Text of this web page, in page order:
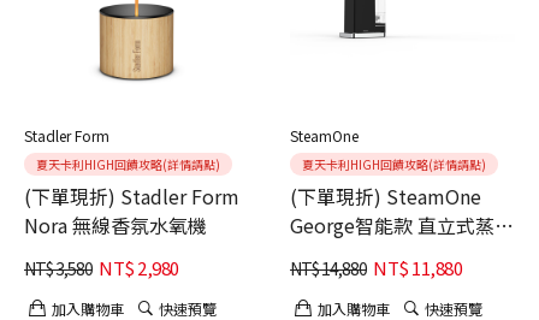
Stadler Form
夏天卡利HIGH回饋攻略(詳情請點)
(下單現折) Stadler Form
Nora 無線香氛水氧機
NT$3,580 NT$2,980
加入購物車 快速預覽
SteamOne
夏天卡利HIGH回饋攻略(詳情請點)
(下單現折) SteamOne
George智能款 直立式蒸氣
掛燙機
NT$14,880 NT$11,880
加入購物車 快速預覽